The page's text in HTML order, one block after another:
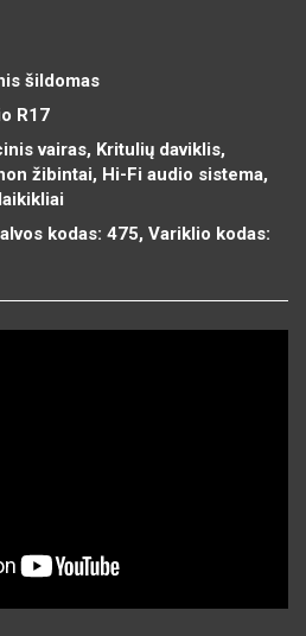
šildomas
R17
vairas, Kritulių daviklis,
žibintai, Hi-Fi audio sistema,
kodas: 475, Variklio kodas: